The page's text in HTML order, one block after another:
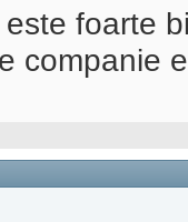
foarte
companie